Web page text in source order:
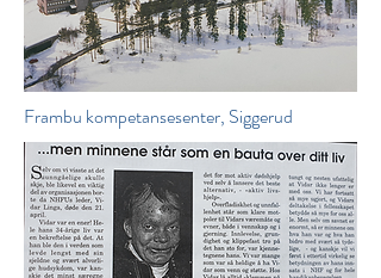
Frambu kompetansesenter, Siggerud